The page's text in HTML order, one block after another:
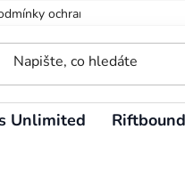
ochrany osobních údajů
Unlimited